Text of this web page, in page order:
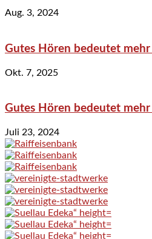
Aug. 3, 2024
Gutes Hören bedeutet
Okt. 7, 2025
Gutes Hören bedeutet
Juli 23, 2024